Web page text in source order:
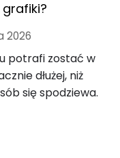
2026
potrafi zostać w
dłużej, niż
się spodziewa.